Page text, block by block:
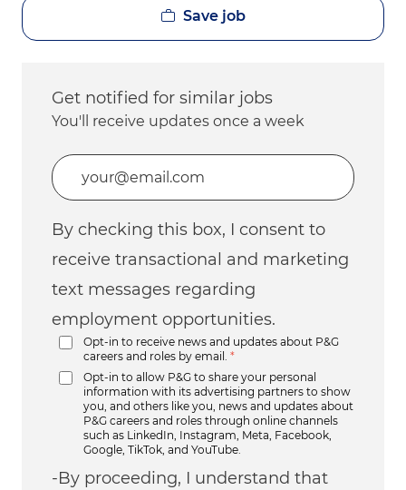
Save job
Get notified for similar jobs
You'll receive updates once a week
Enter Email address (Required)
By checking this box, I consent to
receive transactional and marketing
text messages regarding
employment opportunities.
Opt-in to receive news and updates about P&G
careers and roles by email. *
Opt-in to allow P&G to share your personal
information with its advertising partners to show
you, and others like you, news and updates about
P&G careers and roles through online channels
such as LinkedIn, Instagram, Meta, Facebook,
Google, TikTok, and YouTube.
-By proceeding, I understand that